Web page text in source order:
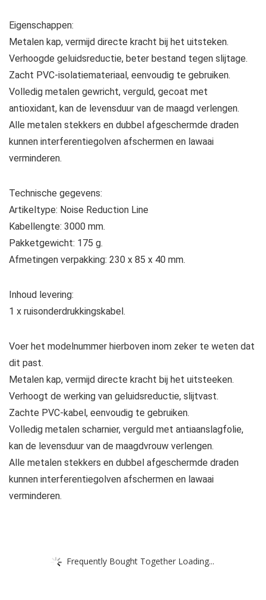
Eigenschappen:
Metalen kap, vermijd directe kracht bij het uitsteken.
Verhoogde geluidsreductie, beter bestand tegen slijtage.
Zacht PVC-isolatiemateriaal, eenvoudig te gebruiken.
Volledig metalen gewricht, verguld, gecoat met
antioxidant, kan de levensduur van de maagd verlengen.
Alle metalen stekkers en dubbel afgeschermde draden
kunnen interferentiegolven afschermen en lawaai
verminderen.
Technische gegevens:
Artikeltype: Noise Reduction Line
Kabellengte: 3000 mm.
Pakketgewicht: 175 g.
Afmetingen verpakking: 230 x 85 x 40 mm.
Inhoud levering:
1 x ruisonderdrukkingskabel.
Voer het modelnummer hierboven inom zeker te weten dat
dit past.
Metalen kap, vermijd directe kracht bij het uitsteeken.
Verhoogt de werking van geluidsreductie, slijtvast.
Zachte PVC-kabel, eenvoudig te gebruiken.
Volledig metalen scharnier, verguld met antiaanslagfolie,
kan de levensduur van de maagdvrouw verlengen.
Alle metalen stekkers en dubbel afgeschermde draden
kunnen interferentiegolven afschermen en lawaai
verminderen.
Frequently Bought Together Loading...